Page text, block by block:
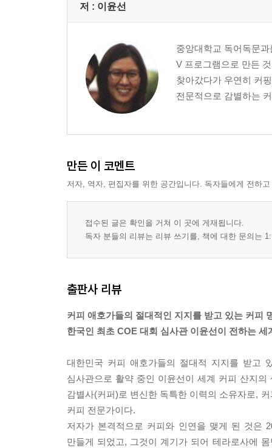
저 : 이윤선
중앙대학교 독어독문
V 프로그램으로 만든
찾아갔다가 우연히 커
전문적으로 감별하는
만든 이 코멘트
저자, 역자, 편집자를 위한 공간입니다. 독자들에게 전하
접수된 글은 확인을 거쳐 이 곳에 게재됩니다.
독자 분들의 리뷰는 리뷰 쓰기를, 책에 대한 문의는
출판사 리뷰
커피 애호가들의 절대적인 지지를 받고 있는 커피
한국인 최초 COE 대회 심사관 이윤선이 전하는 세
대한민국 커피 애호가들의 절대적 지지를 받고
심사관으로 활약 중인 이윤선이 세계 커피 산지
감별사(커퍼)로 변신한 독특한 이력의 소유자로,
커피 전문가이다.
저자가 본격적으로 커피와 인연을 맺게 된 것은
만들게 되었고, 그것이 계기가 되어 테라로사에